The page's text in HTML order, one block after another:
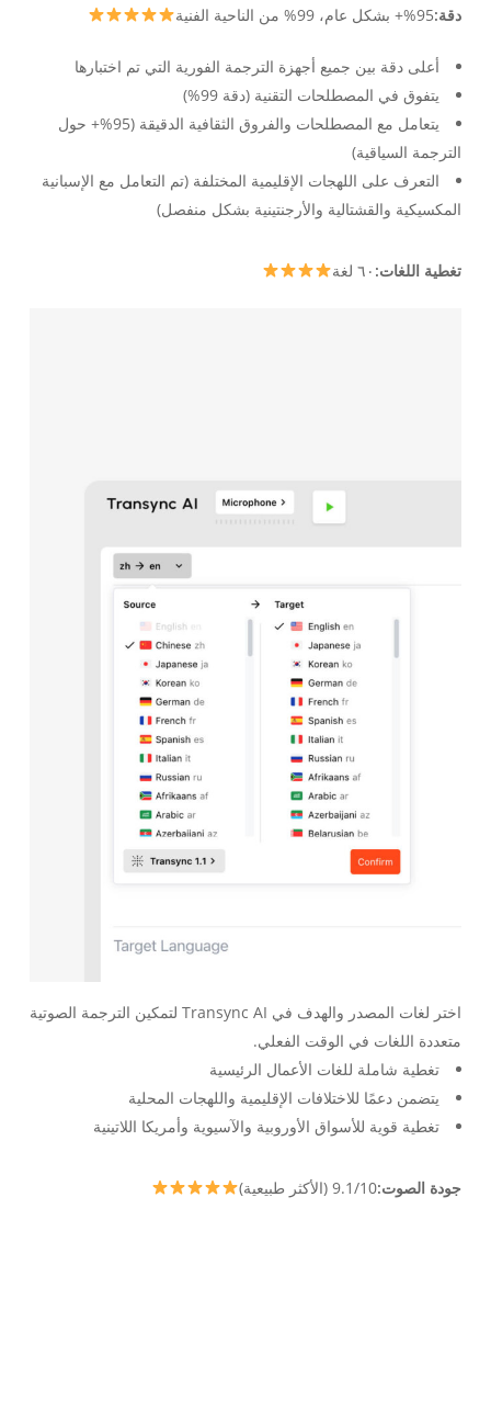
دقة:95%+ بشكل عام، 99% من الناحية الفنية
أعلى دقة بين جميع أجهزة الترجمة الفورية التي تم اختبارها
يتفوق في المصطلحات التقنية (دقة 99%)
يتعامل مع المصطلحات والفروق الثقافية الدقيقة (95%+ حول
الترجمة السياقية)
التعرف على اللهجات الإقليمية المختلفة (تم التعامل مع الإسبانية
المكسيكية والقشتالية والأرجنتينية بشكل منفصل)
تغطية اللغات: ٦٠ لغة
اختر لغات المصدر والهدف في Transync AI لتمكين الترجمة الصوتية
متعددة اللغات في الوقت الفعلي.
تغطية شاملة للغات الأعمال الرئيسية
يتضمن دعمًا للاختلافات الإقليمية واللهجات المحلية
تغطية قوية للأسواق الأوروبية والآسيوية وأمريكا اللاتينية
جودة الصوت:9.1/10 (الأكثر طبيعية)